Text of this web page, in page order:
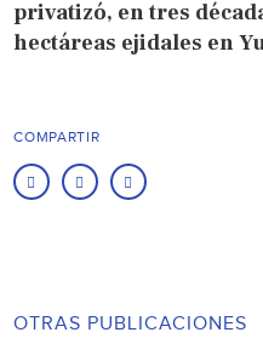
privatizó, en tres
hectáreas ejidales en
COMPARTIR
OTRAS PUBLICACIONES